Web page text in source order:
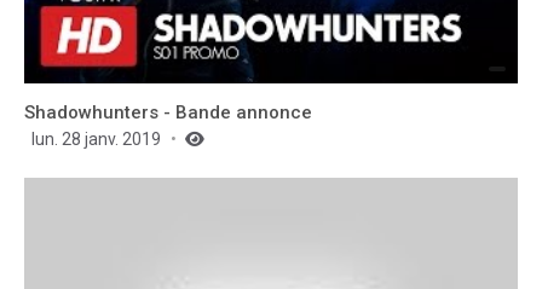
Shadowhunters - Bande annonce
lun. 28 janv. 2019